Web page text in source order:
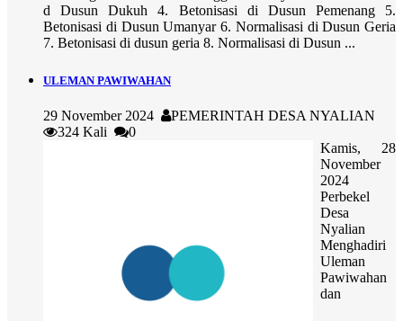
d Dusun Dukuh 4. Betonisasi di Dusun Pemenang 5.
Betonisasi di Dusun Umanyar 6. Normalisasi di Dusun Geria
7. Betonisasi di dusun geria 8. Normalisasi di Dusun ...
ULEMAN PAWIWAHAN
29 November 2024
PEMERINTAH DESA NYALIAN
324 Kali
0
Kamis, 28
November
2024
Perbekel
Desa
Nyalian
Menghadiri
Uleman
Pawiwahan
dan